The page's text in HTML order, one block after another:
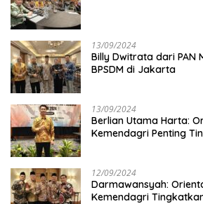
13/09/2024
Billy Dwitrata dari PAN
BPSDM di Jakarta
13/09/2024
Berlian Utama Harta:
Kemendagri Penting
12/09/2024
Darmawansyah:
Kemendagri